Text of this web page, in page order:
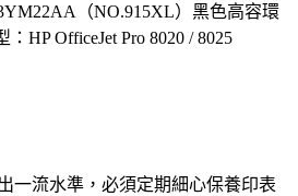
（NO.915XL）黑色高容環
HP OfficeJet Pro 8020 / 8025
一流水準，必須定期細心保養印表